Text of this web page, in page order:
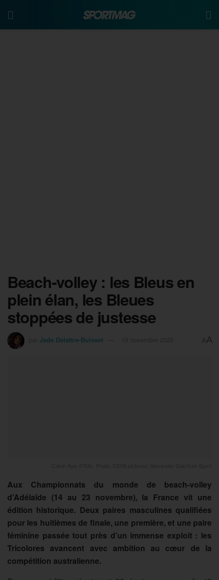
Beach-volley : les Bleus en
plein élan, les Bleues
stoppées de justesse
Jade Delattre-Buisset AA
Aux Championnats du monde de beach-volley
d’Adélaïde (14 au 23 novembre), la France vit une
édition historique. Deux paires masculines qualifiées
pour les huitièmes de finale, une première, et une paire
féminine passée tout près d’un immense exploit : les
Tricolores avancent avec ambition au cœur de la
compétition australienne.